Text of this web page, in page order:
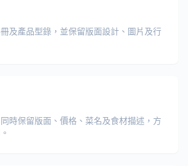
及產品型錄，並保留版面設計、圖片及行
時保留版面、價格、菜名及食材描述，方